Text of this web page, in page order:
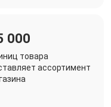
000
товара
ассортимент